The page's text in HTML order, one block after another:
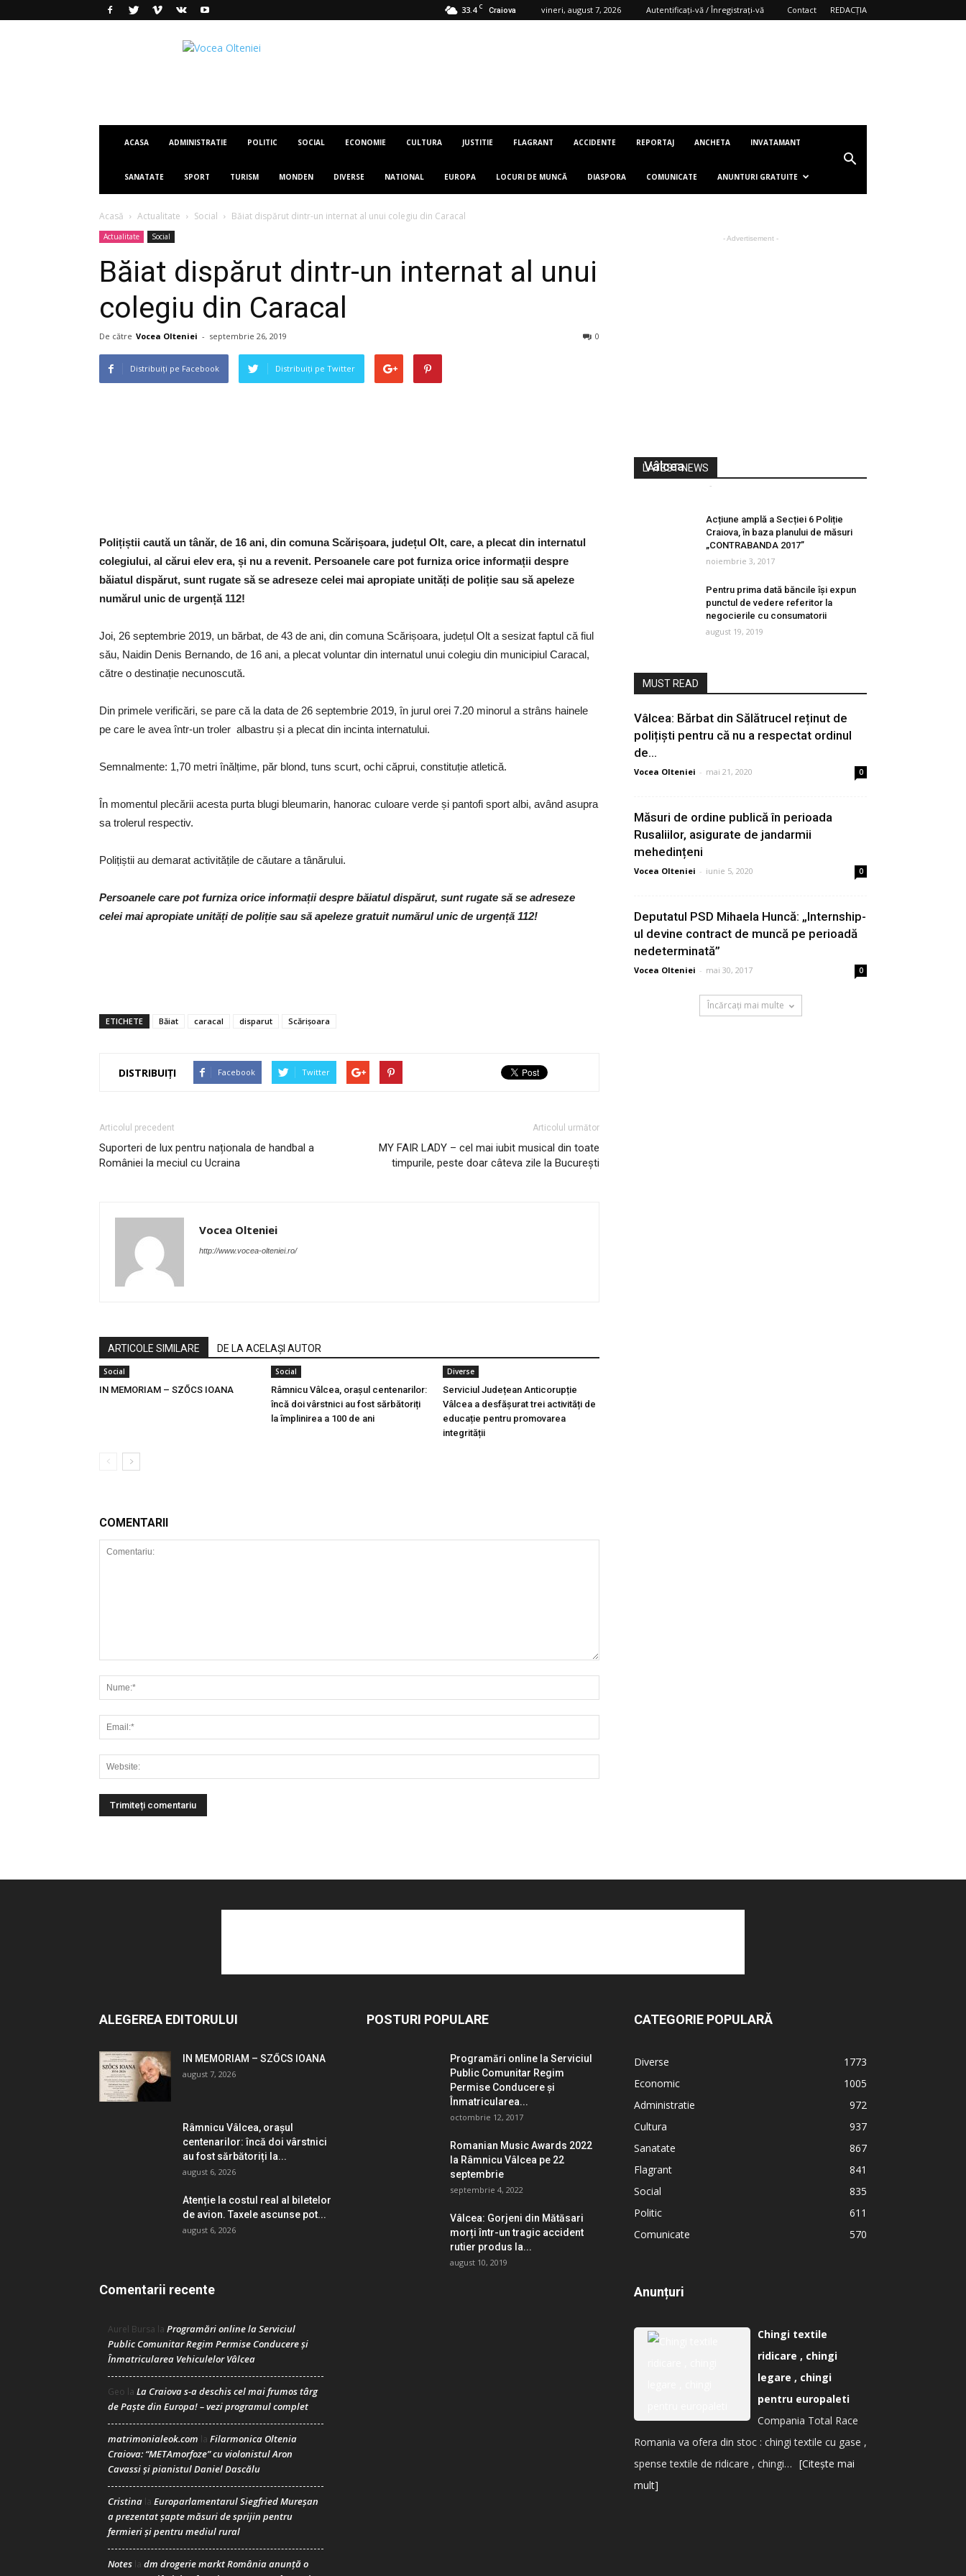
33.4 C Craiova vineri, august 7, 2026 Autentificați-vă / Înregistrați-vă Contact REDACȚIA
ACASA ADMINISTRATIE POLITIC SOCIAL ECONOMIE CULTURA JUSTITIE FLAGRANT ACCIDENTE REPORTAJ ANCHETA INVATAMANT
SANATATE SPORT TURISM MONDEN DIVERSE NATIONAL EUROPA LOCURI DE MUNCĂ DIASPORA COMUNICATE ANUNTURI GRATUITE
Acasă Actualitate Social Băiat dispărut dintr-un internat al unui colegiu din Caracal
Actualitate Social
Băiat dispărut dintr-un internat al unui
colegiu din Caracal
De către Vocea Olteniei - septembrie 26, 2019 0
Distribuiți pe Facebook Distribuiți pe Twitter
Polițiștii caută un tânăr, de 16 ani, din comuna Scărișoara, județul Olt, care, a plecat din internatul
colegiului, al cărui elev era, și nu a revenit. Persoanele care pot furniza orice informații despre
băiatul dispărut, sunt rugate să se adreseze celei mai apropiate unități de poliție sau să apeleze
numărul unic de urgență 112!
Joi, 26 septembrie 2019, un bărbat, de 43 de ani, din comuna Scărișoara, județul Olt a sesizat faptul că fiul
său, Naidin Denis Bernando, de 16 ani, a plecat voluntar din internatul unui colegiu din municipiul Caracal,
către o destinație necunoscută.
Din primele verificări, se pare că la data de 26 septembrie 2019, în jurul orei 7.20 minorul a strâns hainele
pe care le avea într-un troler albastru și a plecat din incinta internatului.
Semnalmente: 1,70 metri înălțime, păr blond, tuns scurt, ochi căprui, constituție atletică.
În momentul plecării acesta purta blugi bleumarin, hanorac culoare verde și pantofi sport albi, având asupra
sa trolerul respectiv.
Polițiștii au demarat activitățile de căutare a tânărului.
Persoanele care pot furniza orice informații despre băiatul dispărut, sunt rugate să se adreseze
celei mai apropiate unități de poliție sau să apeleze gratuit numărul unic de urgență 112!
ETICHETE Băiat caracal disparut Scărişoara
DISTRIBUIȚI Facebook Twitter
Articolul precedent
Suporteri de lux pentru naționala de handbal a
României la meciul cu Ucraina
Articolul următor
MY FAIR LADY – cel mai iubit musical din toate
timpurile, peste doar câteva zile la București
Vocea Olteniei
http://www.vocea-olteniei.ro/
ARTICOLE SIMILARE DE LA ACELAȘI AUTOR
Social
IN MEMORIAM – SZŐCS IOANA
Social
Râmnicu Vâlcea, orașul centenarilor:
încă doi vârstnici au fost sărbătoriți
la împlinirea a 100 de ani
Diverse
Serviciul Județean Anticorupție
Vâlcea a desfășurat trei activități de
educație pentru promovarea
integrității
COMENTARII
- Advertisement -
LATEST NEWS
Vâlcea
-
Acțiune amplă a Secției 6 Poliție
Craiova, în baza planului de măsuri
„CONTRABANDA 2017”
noiembrie 3, 2017
Pentru prima dată băncile își expun
punctul de vedere referitor la
negocierile cu consumatorii
august 19, 2019
MUST READ
Vâlcea: Bărbat din Sălătrucel reținut de
polițiști pentru că nu a respectat ordinul
de...
Vocea Olteniei - mai 21, 2020 0
Măsuri de ordine publică în perioada
Rusaliilor, asigurate de jandarmii
mehedințeni
Vocea Olteniei - iunie 5, 2020 0
Deputatul PSD Mihaela Huncă: „Internship-
ul devine contract de muncă pe perioadă
nedeterminată”
Vocea Olteniei - mai 30, 2017 0
Încărcați mai multe
ALEGEREA EDITORULUI
IN MEMORIAM – SZŐCS IOANA
august 7, 2026
Râmnicu Vâlcea, orașul
centenarilor: încă doi vârstnici
au fost sărbătoriți la...
august 6, 2026
Atenție la costul real al biletelor
de avion. Taxele ascunse pot...
august 6, 2026
Comentarii recente
Aurel Bursa la Programări online la Serviciul
Public Comunitar Regim Permise Conducere şi
Înmatricularea Vehiculelor Vâlcea
Geo la La Craiova s-a deschis cel mai frumos târg
de Paște din Europa! – vezi programul complet
matrimonialeok.com la Filarmonica Oltenia
Craiova: “METAmorfoze” cu violonistul Aron
Cavassi și pianistul Daniel Dascălu
Cristina la Europarlamentarul Siegfried Mureșan
a prezentat șapte măsuri de sprijin pentru
fermieri și pentru mediul rural
Notes la dm drogerie markt România anunță o
POSTURI POPULARE
Programări online la Serviciul
Public Comunitar Regim
Permise Conducere şi
Înmatricularea...
octombrie 12, 2017
Romanian Music Awards 2022
la Râmnicu Vâlcea pe 22
septembrie
septembrie 4, 2022
Vâlcea: Gorjeni din Mătăsari
morți într-un tragic accident
rutier produs la...
august 10, 2019
CATEGORIE POPULARĂ
Diverse
1773
Economic
1005
Administratie
972
Cultura
937
Sanatate
867
Flagrant
841
Social
835
Politic
611
Comunicate
570
Anunțuri
Chingi textile
ridicare , chingi
legare , chingi
pentru europaleti
Compania Total Race
Romania va ofera din stoc : chingi textile cu gase ,
spense textile de ridicare , chingi… [Citește mai
mult]